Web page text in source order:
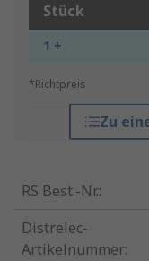
Stück
1 +
*Richtpreis
Zu
RS Best.-Nr.:
Distrelec-
Artikelnummer: